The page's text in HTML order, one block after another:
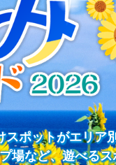
ポットがエリア
場など、遊べる